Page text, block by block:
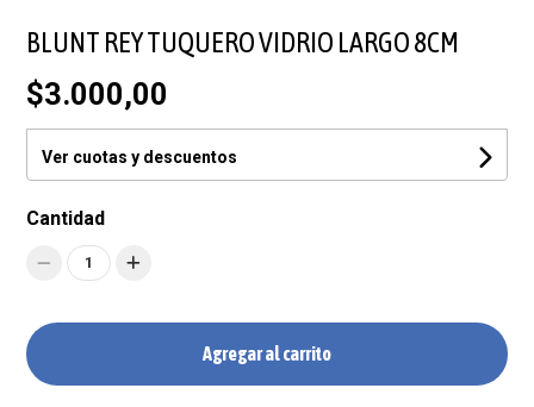
BLUNT REY TUQUERO VIDRIO LARGO 8CM
$3.000,00
Ver cuotas y descuentos
Cantidad
1
Agregar al carrito